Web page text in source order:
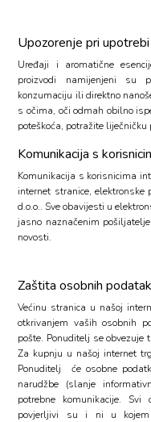
Upozorenje pri
Uređaji i aromatične
proizvodi namijenjeni su
konzumaciju ili direktno
s očima, oči odmah obilno
poteškoća, potražite liječničku
Komunikacija s
Komunikacija s korisnicima
internet stranice, elektronske
d.o.o.. Sve obavijesti u
jasno naznačenim
novosti.
Zaštita osobnih
Većinu stranica u našoj
otkrivanjem vaših osobnih
pošte. Ponuditelj se
Za kupnju u našoj internet
Ponuditelj će osobne
narudžbe (slanje
potrebne komunikacije.
povjerljivi su i ni u